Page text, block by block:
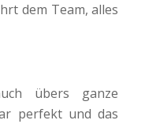
dem Team, alles
übers ganze
perfekt und das